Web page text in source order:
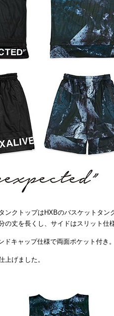
ンクトップはHXBのバスケットタン
丈を長くし、サイドはスリット仕様
キャップ仕様で両面ポケット付き。
上げました。